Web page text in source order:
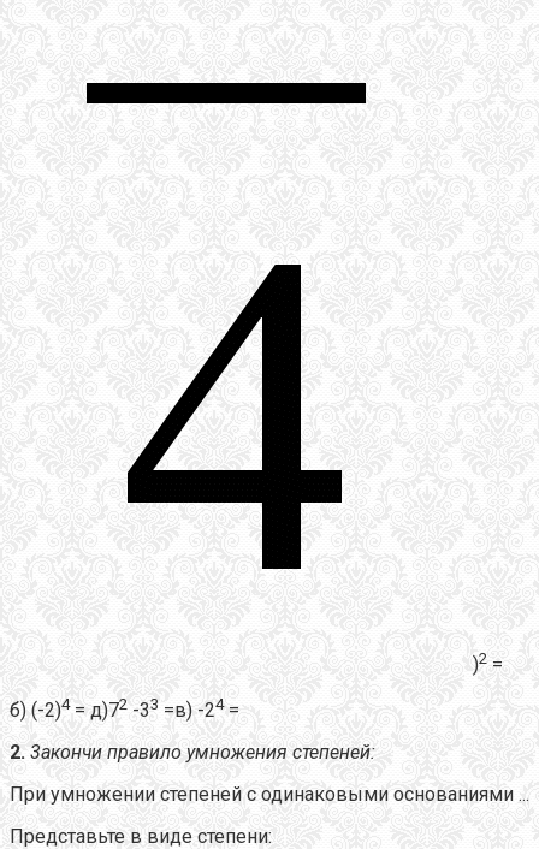
)2 =
б) (-2)4= д)72 -33 =в) -24 =
2. 3акончи правило умножения степеней:
При умножении степеней с одинаковыми основаниями ...
Представьте в виде степени: